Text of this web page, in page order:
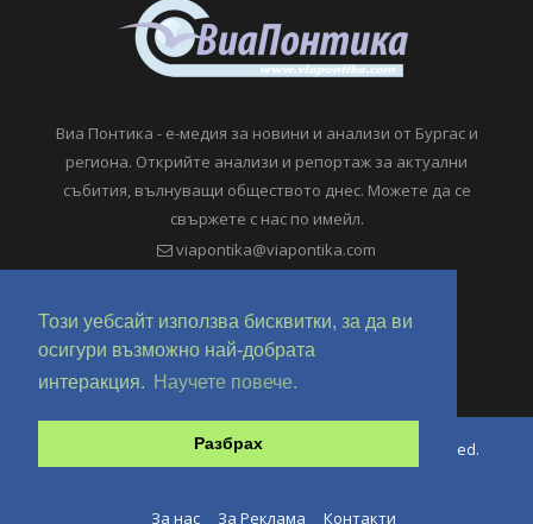
Този уебсайт използва бисквитки, за да ви
осигури възможно най-добрата
интеракция.
Научете повече.
Разбрах
Виа Понтика - е-медия за новини и анализи от Бургас и
региона. Открийте анализи и репортаж за актуални
събития, вълнуващи обществото днес. Можете да се
свържете с нас по имейл.
viapontika@viapontika.com
Copyright © 2018-2024 ViaPontika.com. All Rights Reserved.
За нас
За Реклама Контакти